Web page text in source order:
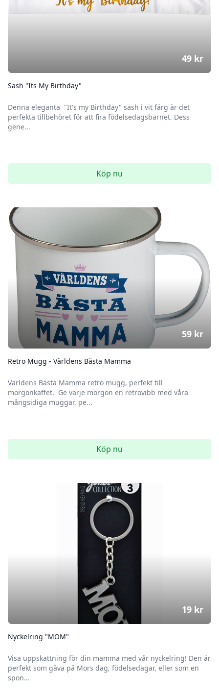
Sash "Its My Birthday"
Denna eleganta "It's my Birthday" sash i vit färg är det
perfekta tillbehöret för att fira födelsedagsbarnet. Dess
gene...
49 kr
Köp nu
Retro Mugg - Världens Bästa Mamma
Världens Bästa Mamma retro mugg, perfekt till
morgonkaffet. Ge varje morgon en retrovibb med våra
mångsidiga muggar, pe...
59 kr
Köp nu
Nyckelring "MOM"
Visa uppskattning för din mamma med vår nyckelring! Den är
perfekt som gåva på Mors dag, födelsedagar, eller som en
spon...
19 kr